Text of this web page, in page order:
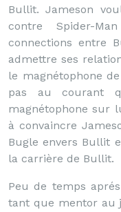
Bullit. Jameson
contre Spider-
connections entre
admettre ses
le magnétophone
pas au courant
magnétophone sur
à convaincre
Bugle envers Bullit
la carrière de Bullit.
Peu de temps
tant que mentor au